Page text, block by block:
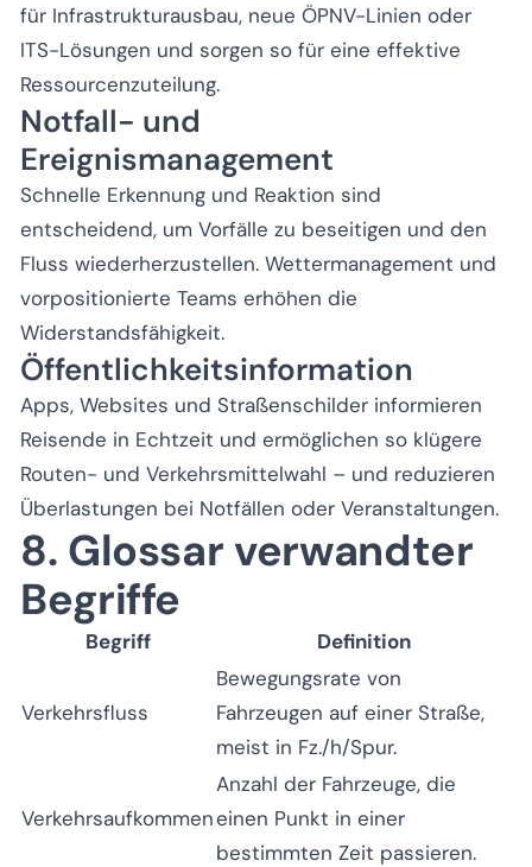
für Infrastrukturausbau, neue ÖPNV-Linien oder
ITS-Lösungen und sorgen so für eine effektive
Ressourcenzuteilung.
Notfall- und
Ereignismanagement
Schnelle Erkennung und Reaktion sind
entscheidend, um Vorfälle zu beseitigen und den
Fluss wiederherzustellen. Wettermanagement und
vorpositionierte Teams erhöhen die
Widerstandsfähigkeit.
Öffentlichkeitsinformation
Apps, Websites und Straßenschilder informieren
Reisende in Echtzeit und ermöglichen so klügere
Routen- und Verkehrsmittelwahl – und reduzieren
Überlastungen bei Notfällen oder Veranstaltungen.
8. Glossar verwandter
Begriffe
Begriff Definition
Verkehrsfluss
Bewegungsrate von
Fahrzeugen auf einer Straße,
meist in Fz./h/Spur.
Verkehrsaufkommen
Anzahl der Fahrzeuge, die
einen Punkt in einer
bestimmten Zeit passieren.